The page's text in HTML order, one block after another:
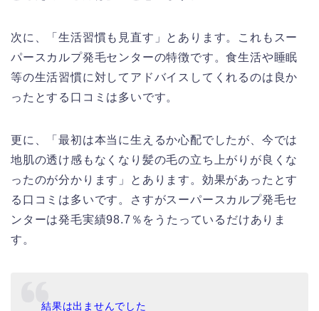
次に、「生活習慣も見直す」とあります。これもスー
パースカルプ発毛センターの特徴です。食生活や睡眠
等の生活習慣に対してアドバイスしてくれるのは良か
ったとする口コミは多いです。
更に、「最初は本当に生えるか心配でしたが、今では
地肌の透け感もなくなり髪の毛の立ち上がりが良くな
ったのが分かります」とあります。効果があったとす
る口コミは多いです。さすがスーパースカルプ発毛セ
ンターは発毛実績98.7％をうたっているだけありま
す。
結果は出ませんでした